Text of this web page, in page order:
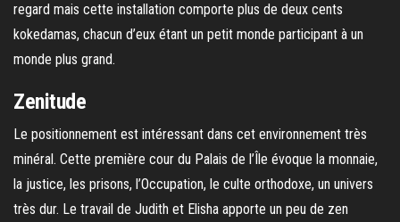
regard mais cette installation comporte plus de deux cents
kokedamas, chacun d’eux étant un petit monde participant à un
monde plus grand.
Zenitude
Le positionnement est intéressant dans cet environnement très
minéral. Cette première cour du Palais de l’Île évoque la monnaie,
la justice, les prisons, l’Occupation, le culte orthodoxe, un univers
très dur. Le travail de Judith et Elisha apporte un peu de zen